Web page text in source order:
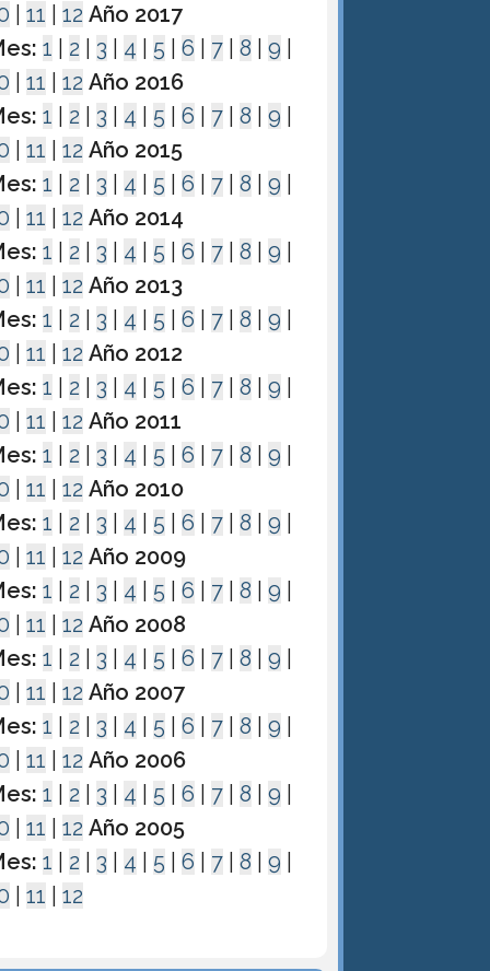
|11 |12 Año 2017
1 2 3 4 5 |6 7 |8 |9
|11 |12 Año 2016
1 2 3 4 5 |6 7 |8 |9
|11 |12 Año 2015
1 2 3 4 5 |6 7 |8 |9
|11 |12 Año 2014
1 2 3 4 5 |6 7 |8 |9
|11 |12 Año 2013
1 2 3 4 5 |6 7 |8 |9
|11 |12 Año 2012
1 2 3 4 5 |6 7 |8 |9
|11 |12 Año 2011
1 2 3 4 5 |6 7 |8 |9
|11 |12 Año 2010
1 2 3 4 5 |6 7 |8 |9
|11 |12 Año 2009
1 2 3 4 5 |6 7 |8 |9
|11 |12 Año 2008
1 2 3 4 5 |6 7 |8 |9
|11 |12 Año 2007
1 2 3 4 5 |6 7 |8 |9
|11 |12 Año 2006
1 2 3 4 5 |6 7 |8 |9
|11 |12 Año 2005
1 2 3 4 5 |6 7 |8 |9
|11 |12